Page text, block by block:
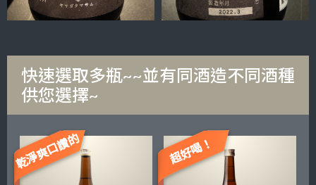
快速選取多瓶~~並有同酒造不同酒種
供您選擇~
乾淨爽口讚的 超好喝！